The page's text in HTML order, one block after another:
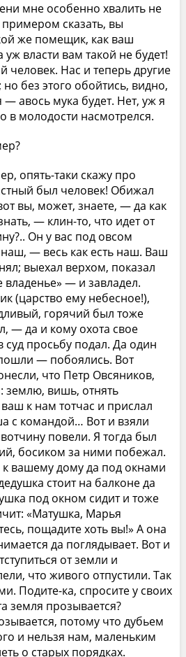
мне особенно хвалить не
сказать, вы
же помещик, как ваш
власти вам такой не будет!
человек. Нас и теперь другие
без этого обойтись, видно,
— авось мука будет. Нет, уж я
в молодости насмотрелся.
опять-таки скажу про
был человек! Обижал
вы, может, знаете, — да как
— клин-то, что идет от
Он у вас под овсом
— весь как есть наш. Ваш
выехал верхом, показал
владенье» — и завладел.
(царство ему небесное!),
горячий был тоже
— да и кому охота свое
суд просьбу подал. Да один
— побоялись. Вот
что Петр Овсяников,
землю, вишь, отнять
к нам тотчас и прислал
с командой… Вот и взяли
повели. Я тогда был
босиком за ними побежал.
вашему дому да под окнами
стоит на балконе да
под окном сидит и тоже
«Матушка, Марья
пощадите хоть вы!» А она
да поглядывает. Вот и
от земли и
что живого отпустили. Так
Подите-ка, спросите у своих
земля прозывается?
потому что дубьем
и нельзя нам, маленьким
о старых порядках.